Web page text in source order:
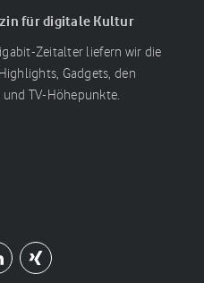
für digitale Kultur
Zeitalter liefern wir die
Gadgets, den
TV-Höhepunkte.